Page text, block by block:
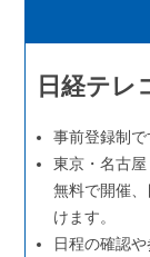
日経テレ
事前登録制で
東京・名古
無料で開催
けます。
日程の確認